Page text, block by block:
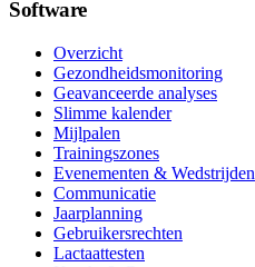
Software
Overzicht
Gezondheidsmonitoring
Geavanceerde analyses
Slimme kalender
Mijlpalen
Trainingszones
Evenementen & Wedstrijden
Communicatie
Jaarplanning
Gebruikersrechten
Lactaattesten